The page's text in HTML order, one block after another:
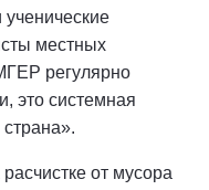
местных
регулярно
это системная
от мусора